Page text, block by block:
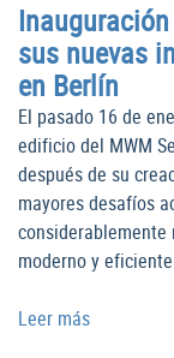
sus nuevas
en Berlín
El pasado 16 de
edificio del MWM
después de su
mayores desafíos
considerablemente
moderno y
Leer más